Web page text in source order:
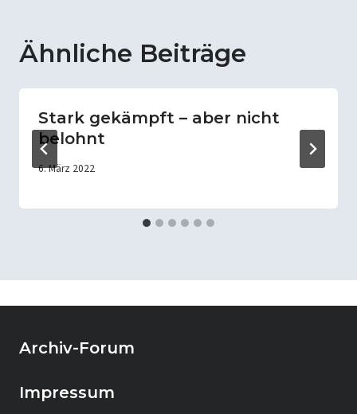
Ähnliche Beiträge
Stark gekämpft – aber nicht
belohnt
6. März 2022
Archiv-Forum
Impressum